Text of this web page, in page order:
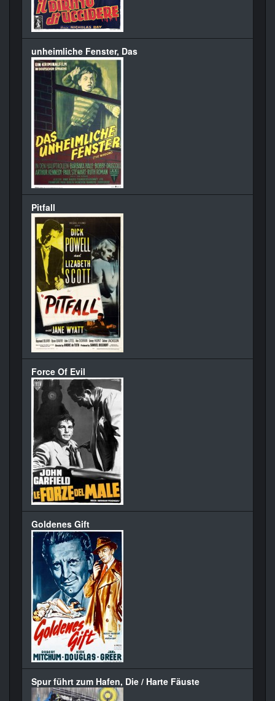
unheimliche Fenster, Das
Pitfall
Force Of Evil
Goldenes Gift
Spur führt zum Hafen, Die / Harte Fäuste